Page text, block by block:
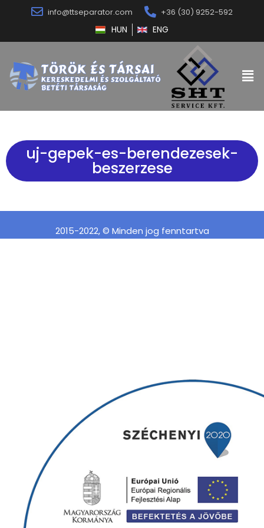
info@ttseparator.com +36 (30) 9252-592
HUN ENG
uj-gepek-es-berendezesek-
beszerzese
2015-2022, © Minden jog fenntartva